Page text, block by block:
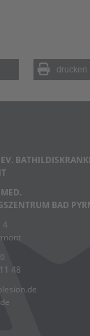
drucken
BAD
4
48